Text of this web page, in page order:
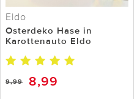
Eldo
Osterdeko Hase in
Karottenauto Eldo
9,99 8,99